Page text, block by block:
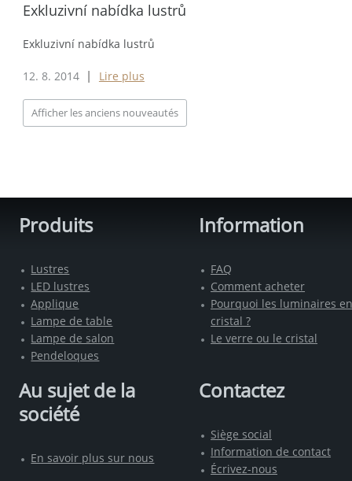
Exkluzivní nabídka lustrů
Exkluzivní nabídka lustrů
12. 8. 2014 Lire plus
Afficher les anciens nouveautés
Produits
Lustres
LED lustres
Applique
Lampe de table
Lampe de salon
Pendeloques
Information
FAQ
Comment acheter
Pourquoi les luminaires
cristal ?
Le verre ou le cristal
Au sujet de la
société
En savoir plus sur nous
Contactez
Siège social
Information de contact
Écrivez-nous